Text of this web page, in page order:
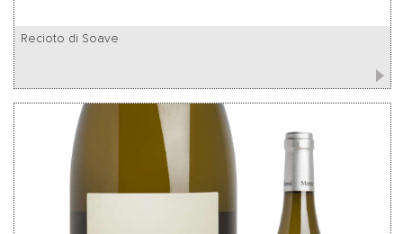
Recioto di Soave